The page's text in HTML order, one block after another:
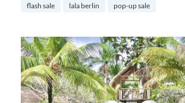
flash sale lala berlin pop-up sale